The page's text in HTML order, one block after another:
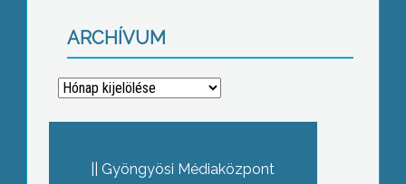
ARCHÍVUM
Archívum
Gyöngyösi Médiaközpont